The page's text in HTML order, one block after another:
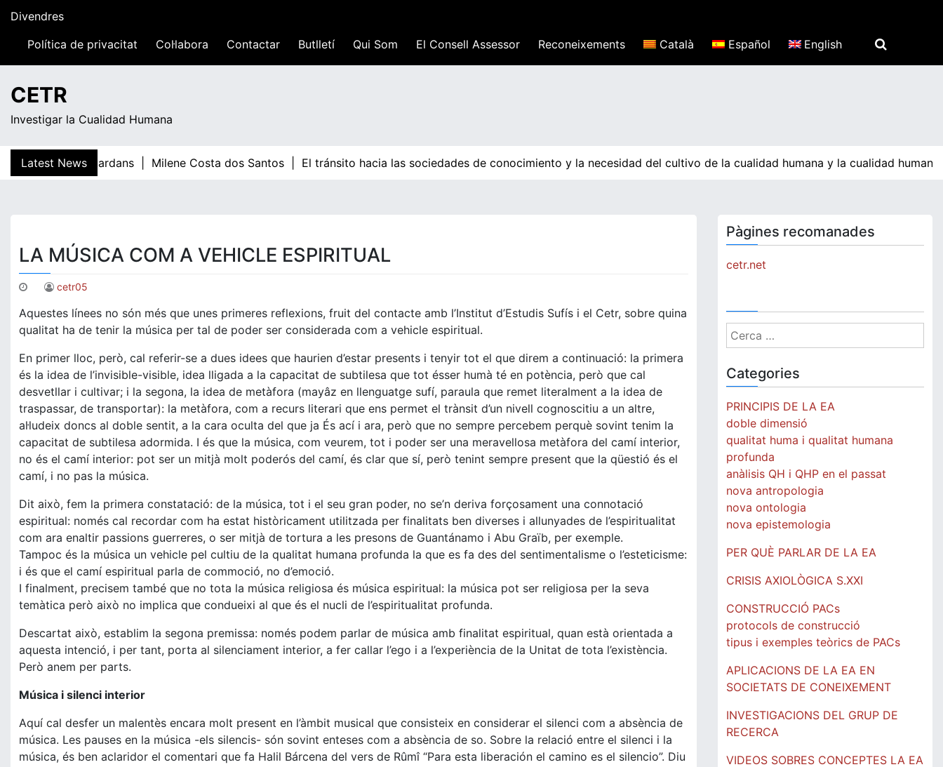
content
Divendres
10:56Política de privacitat Col·labora Contactar Butlletí Qui Som El Consell Assessor Reconeixements Català Español English
CETR
Investigar la Cualidad Humana
Latest News
Teresa Guardans | Milene Costa dos Santos | El tránsito hacia las sociedades de conocimiento y la necesidad del cultivo de la cualidad humana y la cualidad
LA MÚSICA COM A VEHICLE ESPIRITUAL
cetr05
Aquestes línees no són més que unes primeres reflexions, fruit del contacte amb l’Institut d’Estudis Sufís i el Cetr, sobre quina
qualitat ha de tenir la música per tal de poder ser considerada com a vehicle espiritual.
En primer lloc, però, cal referir-se a dues idees que haurien d’estar presents i tenyir tot el que direm a continuació: la primera
és la idea de l’invisible-visible, idea lligada a la capacitat de subtilesa que tot ésser humà té en potència, però que cal
desvetllar i cultivar; i la segona, la idea de metàfora (mayâz en llenguatge sufí, paraula que remet literalment a la idea de
traspassar, de transportar): la metàfora, com a recurs literari que ens permet el trànsit d’un nivell cognoscitiu a un altre,
al·ludeix doncs al doble sentit, a la cara oculta del que ja És ací i ara, però que no sempre percebem perquè sovint tenim la
capacitat de subtilesa adormida. I és que la música, com veurem, tot i poder ser una meravellosa metàfora del camí interior,
no és el camí interior: pot ser un mitjà molt poderós del camí, és clar que sí, però tenint sempre present que la qüestió és el
camí, i no pas la música.
Dit això, fem la primera constatació: de la música, tot i el seu gran poder, no se’n deriva forçosament una connotació
espiritual: només cal recordar com ha estat històricament utilitzada per finalitats ben diverses i allunyades de l’espiritualitat
com ara enaltir passions guerreres, o ser mitjà de tortura a les presons de Guantánamo i Abu Graïb, per exemple.
Tampoc és la música un vehicle pel cultiu de la qualitat humana profunda la que es fa des del sentimentalisme o l’esteticisme:
i és que el camí espiritual parla de commoció, no d’emoció.
I finalment, precisem també que no tota la música religiosa és música espiritual: la música pot ser religiosa per la seva
temàtica però això no implica que condueixi al que és el nucli de l’espiritualitat profunda.
Descartat això, establim la segona premissa: només podem parlar de música amb finalitat espiritual, quan està orientada a
aquesta intenció, i per tant, porta al silenciament interior, a fer callar l’ego i a l’experiència de la Unitat de tota l’existència.
Però anem per parts.
Música i silenci interior
Aquí cal desfer un malentès encara molt present en l’àmbit musical que consisteix en considerar el silenci com a absència de
música. Les pauses en la música -els silencis- són sovint enteses com a absència de so. Sobre la relació entre el silenci i la
música, és ben aclaridor el comentari que fa Halil Bárcena del vers de Rûmî “Para esta liberación el camino es el silencio”. Diu
Pàgines recomanades
cetr.net
Cerca:
Categories
PRINCIPIS DE LA EA
doble dimensió
qualitat huma i qualitat humana
profunda
anàlisis QH i QHP en el passat
nova antropologia
nova ontologia
nova epistemologia
PER QUÈ PARLAR DE LA EA
CRISIS AXIOLÒGICA S.XXI
CONSTRUCCIÓ PACs
protocols de construcció
tipus i exemples teòrics de PACs
APLICACIONS DE LA EA EN
SOCIETATS DE CONEIXEMENT
INVESTIGACIONS DEL GRUP DE
RECERCA
VIDEOS SOBRES CONCEPTES LA EA